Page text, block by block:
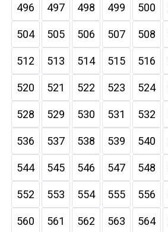
496 497 498 499 500
504 505 506 507 508
512 513 514 515 516
520 521 522 523 524
528 529 530 531 532
536 537 538 539 540
544 545 546 547 548
552 553 554 555 556
560 561 562 563 564